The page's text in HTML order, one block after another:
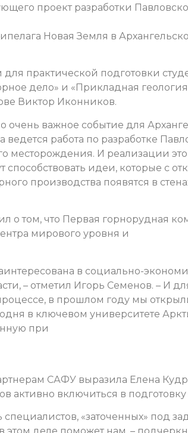
проект разработки
Новая Земля в
практической подготовки
дело» и «Прикладная
Виктор Иконников.
очень важное событие для
работа по разработке
месторождения. И реализации
способствовать идеи, которые с
производства появятся в
о том, что Первая горнорудная
мирового уровня и
в социально-
– отметил Игорь Семенов. – И
в прошлом году мы
в ключевом университете
при
САФУ выразила Елена
активно включиться в
«заточенных» под